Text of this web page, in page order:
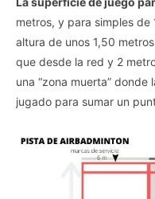
metros, y para simples
altura de unos 1,50
que desde la red y 2
una “zona muerta”
jugado para sumar un